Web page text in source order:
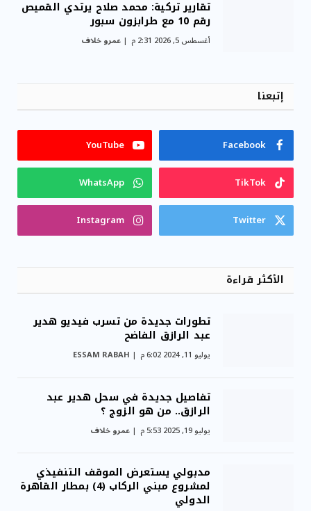
تقارير تركية: محمد صلاح يرتدي القميص
رقم 10 مع طرابزون سبور
أغسطس 5, 2026 2:31 م عمرو خلاف
إتبعنا
Facebook
YouTube
TikTok
WhatsApp
Twitter
Instagram
الأكثر قراءة
تطورات جديدة من تسرب فيديو هدير
عبد الرازق الفاضح
يوليو 11, 2024 6:02 م ESSAM RABAH
تفاصيل جديدة في سحل هدير عبد
الرازق.. من هو الزوج ؟
يوليو 19, 2025 5:53 م عمرو خلاف
مدبولي يستعرض الموقف التنفيذي
لمشروع مبني الركاب (4) بمطار القاهرة
الدولي